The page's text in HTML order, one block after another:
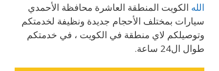
الله الكويت المنطقة العاشرة محافظة الأحمدي
سيارات بمختلف الأحجام جديدة ونظيفة لخدمتكم
وتوصيلكم لاي منطقة في الكويت ، في خدمتكم
طوال ال24 ساعة.